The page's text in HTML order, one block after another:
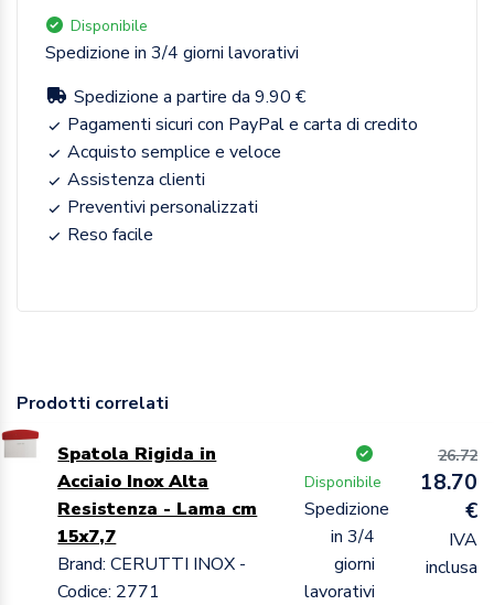
Disponibile
Spedizione in 3/4 giorni lavorativi
Spedizione a partire da 9.90 €
Pagamenti sicuri con PayPal e carta di credito
Acquisto semplice e veloce
Assistenza clienti
Preventivi personalizzati
Reso facile
Prodotti correlati
Spatola Rigida in
Acciaio Inox Alta
Resistenza - Lama cm
15x7,7
Brand: CERUTTI INOX -
Codice: 2771
Disponibile
Spedizione
in 3/4
giorni
lavorativi
26.72
18.70
€
IVA
inclusa